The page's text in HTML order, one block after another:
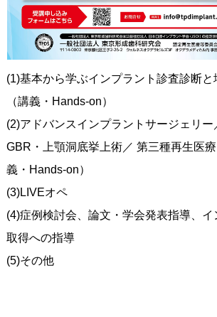
(1)基本から学ぶインプラント診査診断と
（講義・Hands-on）
(2)アドバンスインプラントサージェリー
GBR・上顎洞底挙上術／ 第三種再生医
義・Hands-on）
(3)LIVEオペ
(4)症例検討会、論文・学会発表指導、
取得への指導
(5)その他